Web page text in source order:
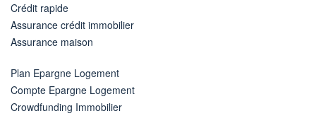
Crédit rapide
Assurance crédit immobilier
Assurance maison
Plan Epargne Logement
Compte Epargne Logement
Crowdfunding Immobilier